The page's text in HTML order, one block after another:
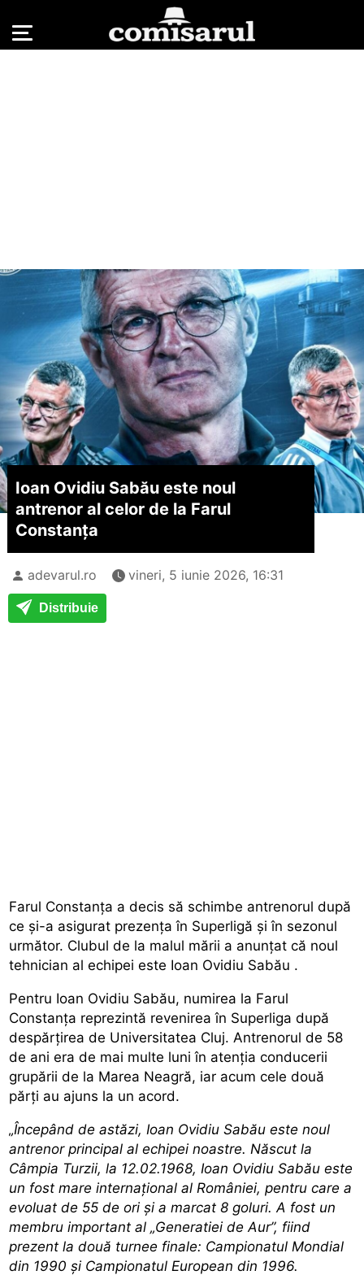
Ioan Ovidiu Sabău este noul
antrenor al celor de la Farul
Constanța
adevarul.ro vineri, 5 iunie 2026, 16:31
Distribuie
Farul Constanța a decis să schimbe antrenorul după
ce și-a asigurat prezența în Superligă și în sezonul
următor. Clubul de la malul mării a anunțat că noul
tehnician al echipei este Ioan Ovidiu Sabău .
Pentru Ioan Ovidiu Sabău, numirea la Farul
Constanța reprezintă revenirea în Superliga după
despărțirea de Universitatea Cluj. Antrenorul de 58
de ani era de mai multe luni în atenția conducerii
grupării de la Marea Neagră, iar acum cele două
părți au ajuns la un acord.
„Începând de astăzi, Ioan Ovidiu Sabău este noul
antrenor principal al echipei noastre. Născut la
Câmpia Turzii, la 12.02.1968, Ioan Ovidiu Sabău este
un fost mare internațional al României, pentru care a
evoluat de 55 de ori și a marcat 8 goluri. A fost un
membru important al „Generatiei de Aur”, fiind
prezent la două turnee finale: Campionatul Mondial
din 1990 și Campionatul European din 1996.